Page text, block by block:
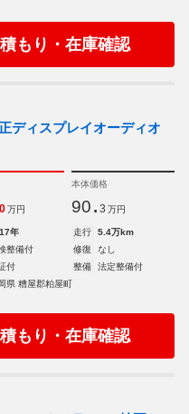
もり・在庫確認
ディスプレイオーディオ
0 万円
本体価格
90. 3 万円
年 走行
5.4万km
整備付 修復
なし
付 整備
法定整備付
県 糟屋郡粕屋町
もり・在庫確認